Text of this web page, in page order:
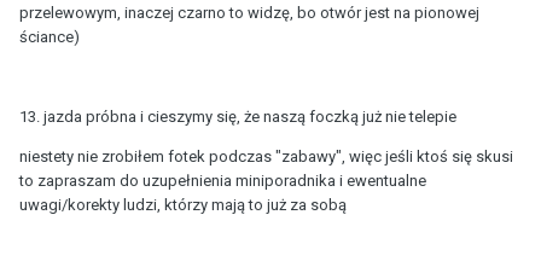
przelewowym, inaczej czarno to widzę, bo otwór jest na pionowej
ściance)
13. jazda próbna i cieszymy się, że naszą foczką już nie telepie
niestety nie zrobiłem fotek podczas "zabawy", więc jeśli ktoś się skusi
to zapraszam do uzupełnienia miniporadnika i ewentualne
uwagi/korekty ludzi, którzy mają to już za sobą